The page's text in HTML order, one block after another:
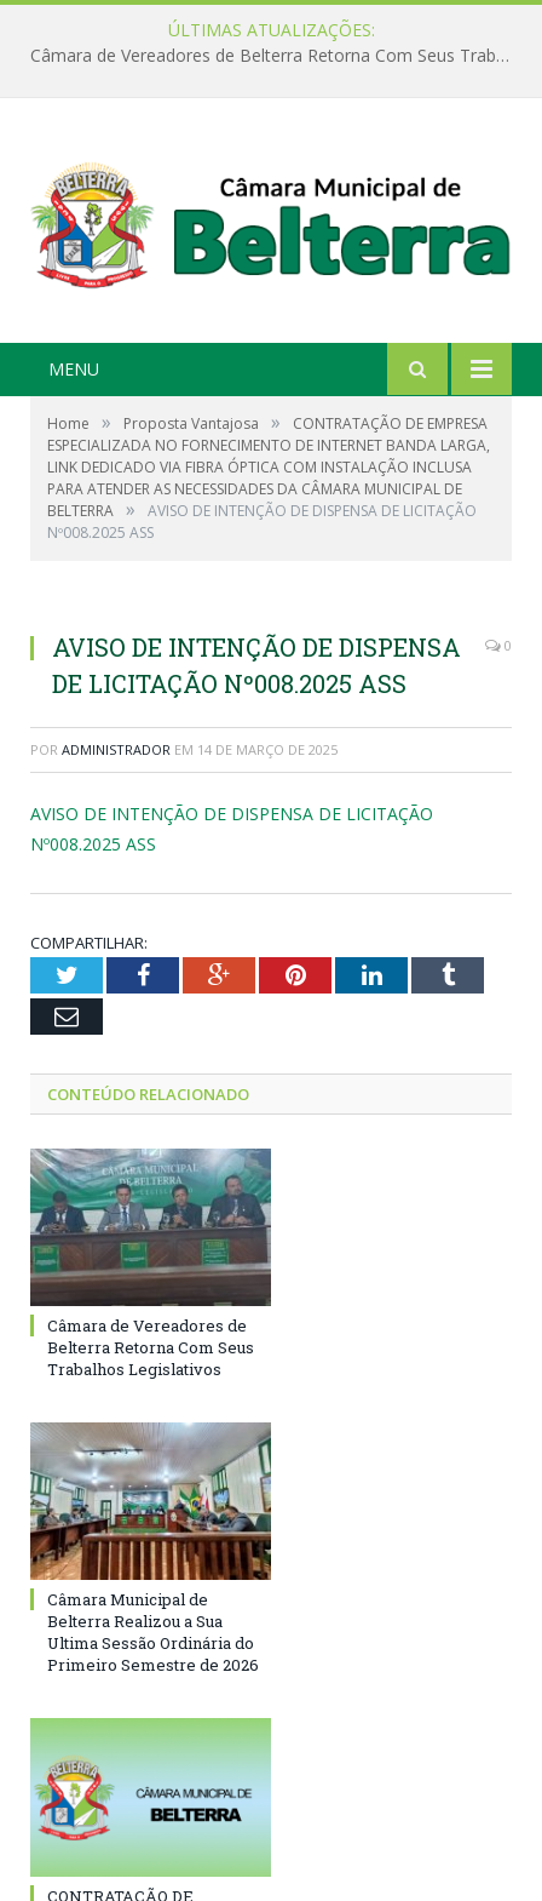
ÚLTIMAS ATUALIZAÇÕES:
Câmara de Vereadores de Belterra Retorna Com Seus Trabalhos Legislativos
MENU
Home » Proposta Vantajosa »
CONTRATAÇÃO DE EMPRESA
ESPECIALIZADA NO FORNECIMENTO DE INTERNET BANDA LARGA,
LINK DEDICADO VIA FIBRA ÓPTICA COM INSTALAÇÃO INCLUSA
PARA ATENDER AS NECESSIDADES DA CÂMARA MUNICIPAL DE
BELTERRA »
AVISO DE INTENÇÃO DE DISPENSA DE LICITAÇÃO
Nº008.2025 ASS
AVISO DE INTENÇÃO DE DISPENSA
DE LICITAÇÃO Nº008.2025 ASS
0
POR ADMINISTRADOR EM 14 DE MARÇO DE 2025
AVISO DE INTENÇÃO DE DISPENSA DE LICITAÇÃO
Nº008.2025 ASS
COMPARTILHAR:
TwitterFacebookGoogle+PinterestLinkedInTumblr
Email
CONTEÚDO RELACIONADO
Câmara de Vereadores de
Belterra Retorna Com Seus
Trabalhos Legislativos
Câmara Municipal de
Belterra Realizou a Sua
Ultima Sessão Ordinária do
Primeiro Semestre de 2026
CONTRATAÇÃO DE